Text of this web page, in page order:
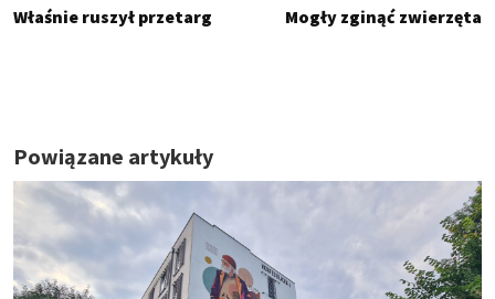
Właśnie ruszył przetarg
Mogły zginąć zwierzęta
Powiązane artykuły